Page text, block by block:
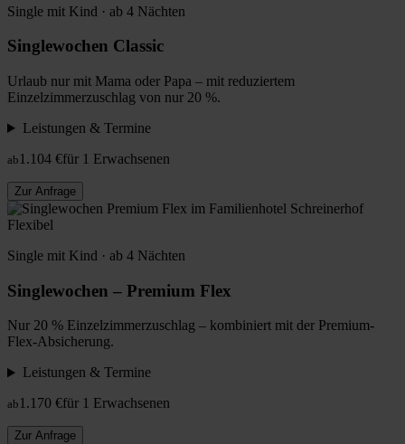
Single mit Kind · ab 4 Nächten
Singlewochen Classic
Urlaub nur mit Mama oder Papa – mit reduziertem
Einzelzimmerzuschlag von nur 20 %.
Leistungen & Termine
ab 1.104 €für 1 Erwachsenen
Zur Anfrage
Flexibel
Single mit Kind · ab 4 Nächten
Singlewochen – Premium Flex
Nur 20 % Einzelzimmerzuschlag – kombiniert mit der Premium-
Flex-Absicherung.
Leistungen & Termine
ab 1.170 €für 1 Erwachsenen
Zur Anfrage